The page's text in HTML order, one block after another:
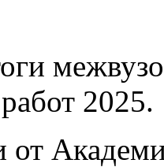
2025.
от